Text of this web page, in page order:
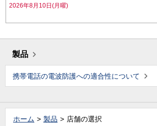
2026年8月10日(月曜)
製品
携帯電話の電波防護への適合性について
ホーム 製品 店舗の選択